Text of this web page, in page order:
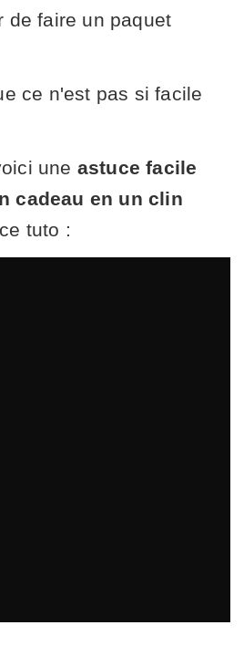
de faire un paquet
ce n'est pas si facile
une astuce facile
cadeau en un clin
tuto :